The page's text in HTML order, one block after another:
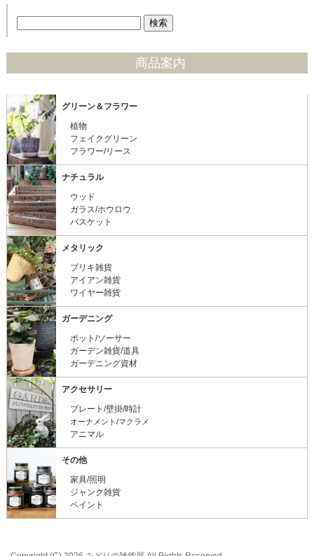
商品案内
グリーン＆フラワー
植物
フェイクグリーン
フラワー/リース
ナチュラル
ウッド
ガラス/ホウロウ
バスケット
メタリック
ブリキ雑貨
アイアン雑貨
ワイヤー雑貨
ガーデニング
ポット/ソーサー
ガーデン雑貨/道具
ガーデニング資材
アクセサリー
プレート/壁掛/時計
オーナメント/マクラメ
アニマル
その他
家具/照明
ジャンク雑貨
ペイント